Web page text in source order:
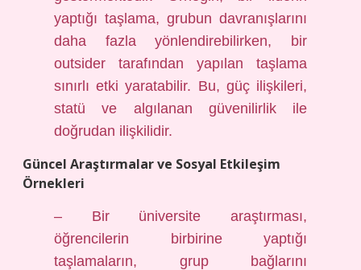
yaptığı taşlama, grubun davranışlarını
daha fazla yönlendirebilirken, bir
outsider tarafından yapılan taşlama
sınırlı etki yaratabilir. Bu, güç ilişkileri,
statü ve algılanan güvenilirlik ile
doğrudan ilişkilidir.
Güncel Araştırmalar ve Sosyal Etkileşim
Örnekleri
– Bir üniversite araştırması,
öğrencilerin birbirine yaptığı
taşlamaların, grup bağlarını